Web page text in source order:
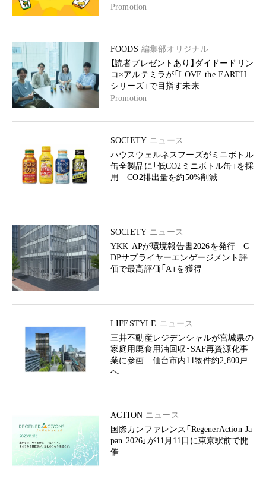
Promotion
FOODS 編集部オリジナル
【読者プレゼントあり】ダイドードリン
コ×アルテミラが「LOVE the EARTH
シリーズ」で目指す未来
Promotion
SOCIETY ニュース
ハウスウェルネスフーズがミニボトル
缶全製品に「低CO2ミニボトル缶」を採
用 CO2排出量を約50%削減
SOCIETY ニュース
YKK APが環境報告書2026を発行 C
DPサプライヤーエンゲージメント評
価で最高評価「A」を獲得
LIFESTYLE ニュース
三井不動産レジデンシャルが宮城県の
家庭用廃食用油回収・SAF再資源化事
業に参画 仙台市内11物件約2,800戸
へ
ACTION ニュース
国際カンファレンス「RegenerAction Ja
pan 2026」が11月11日に東京駅前で開
催